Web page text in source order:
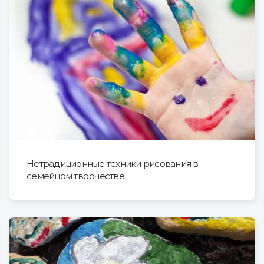
Нетрадиционные техники рисования в
семейном творчестве